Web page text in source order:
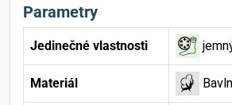
Parametry
Jedinečné vlastnosti
Materiál